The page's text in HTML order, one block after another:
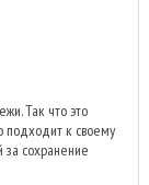
Так что это
подходит к своему
сохранение